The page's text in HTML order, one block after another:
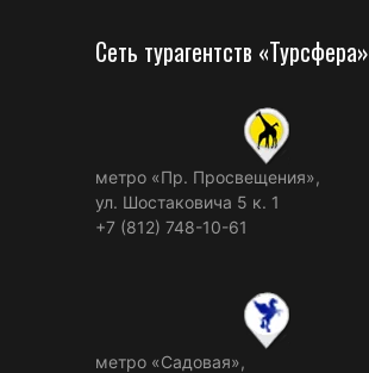
Сеть турагентств «Турсфера»
метро «Пр. Просвещения»,
ул. Шостаковича 5 к. 1
+7 (812) 748-10-61
метро «Садовая»,